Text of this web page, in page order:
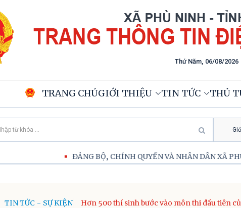
Thứ Năm, 06/08/2026
TRANG CHỦGIỚI THIỆU TIN TỨC THỦ
ĐẢNG BỘ, CHÍNH QUYỀN VÀ NHÂN DÂN XÃ PHÙ NINH
TIN TỨC - SỰ KIỆN
Hơn 500 thí sinh bước vào môn thi đầu tiên